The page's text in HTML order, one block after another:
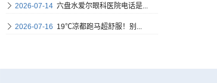
2026-07-14 六盘水爱尔眼科医院电话是...
2026-07-16 19℃凉都跑马超舒服！别...